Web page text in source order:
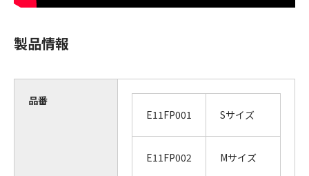
製品情報
品番
E11FP001
Sサイズ
E11FP002 Mサイズ